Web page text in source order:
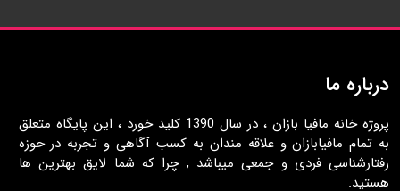
درباره ما
پروژه خانه مافيا بازان ، در سال 1390 کليد خورد ، اين پايگاه متعلق
به تمام مافيابازان و علاقه مندان به کسب آگاهی و تجربه در حوزه
رفتارشناسی فردی و جمعی ميباشد , چرا که شما لايق بهترين ها
هستيد.